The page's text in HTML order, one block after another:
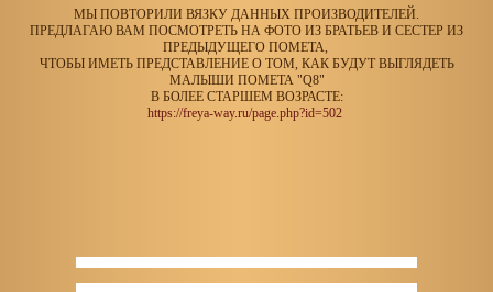
МЫ ПОВТОРИЛИ ВЯЗКУ ДАННЫХ ПРОИЗВОДИТЕЛЕЙ.
ПРЕДЛАГАЮ ВАМ ПОСМОТРЕТЬ НА ФОТО ИЗ БРАТЬЕВ И СЕСТЕР ИЗ
ПРЕДЫДУЩЕГО ПОМЕТА,
ЧТОБЫ ИМЕТЬ ПРЕДСТАВЛЕНИЕ О ТОМ, КАК БУДУТ ВЫГЛЯДЕТЬ
МАЛЫШИ ПОМЕТА "Q8"
В БОЛЕЕ СТАРШЕМ ВОЗРАСТЕ:
https://freya-way.ru/page.php?id=502